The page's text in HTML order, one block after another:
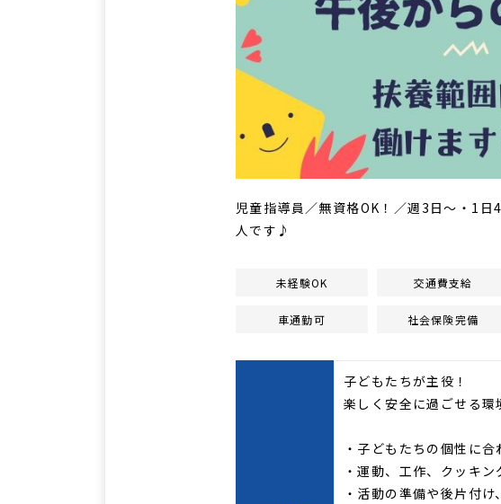
児童指導員／無資格OK！／週3日～・1
人です♪
未経験OK 交通費支給
車通勤可 社会保険完備
子どもたちが主役！
楽しく安全に過ごせる
・子どもたちの個性に
・運動、工作、クッキ
・活動の準備や後片付